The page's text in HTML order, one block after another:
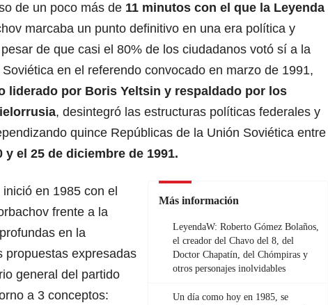
de un poco más de 11 minutos con el que la Leyenda
marcaba un punto definitivo en una era política y
de que casi el 80% de los ciudadanos votó sí a la
en el referendo convocado en marzo de 1991,
liderado por Boris Yeltsin y respaldado por los
, desintegró las estructuras políticas federales y
quince Repúblicas de la Unión Soviética entre
y el 25 de diciembre de 1991.
Más información
LeyendaW: Roberto Gómez Bolaños,
el creador del Chavo del 8, del
Doctor Chapatín, del Chómpiras y
otros personajes inolvidables
Un día como hoy en 1985, se
en 1985 con el
frente a la
en la
propuestas expresadas
general del partido
a 3 conceptos: